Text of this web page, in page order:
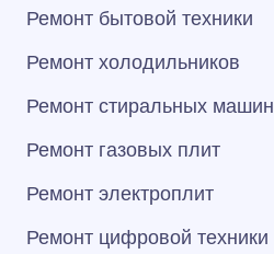
Ремонт бытовой техники
Ремонт холодильников
Ремонт стиральных машин
Ремонт газовых плит
Ремонт электроплит
Ремонт цифровой техники